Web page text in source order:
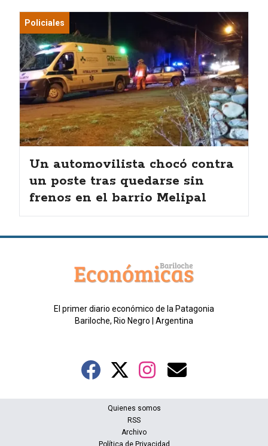
Policiales
Un automovilista chocó contra
un poste tras quedarse sin
frenos en el barrio Melipal
El primer diario económico de la Patagonia
Bariloche, Rio Negro | Argentina
Quienes somos
RSS
Archivo
Política de Privacidad